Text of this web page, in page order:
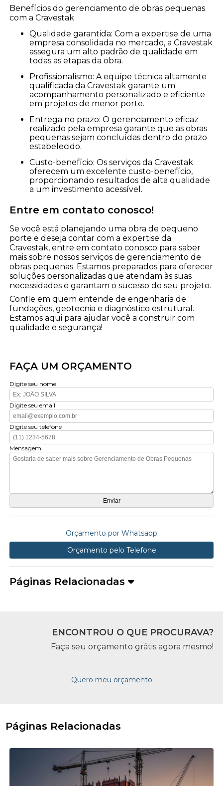
Benefícios do gerenciamento de obras pequenas
com a Cravestak
Qualidade garantida: Com a expertise de uma
empresa consolidada no mercado, a Cravestak
assegura um alto padrão de qualidade em
todas as etapas da obra.
Profissionalismo: A equipe técnica altamente
qualificada da Cravestak garante um
acompanhamento personalizado e eficiente
em projetos de menor porte.
Entrega no prazo: O gerenciamento eficaz
realizado pela empresa garante que as obras
pequenas sejam concluídas dentro do prazo
estabelecido.
Custo-benefício: Os serviços da Cravestak
oferecem um excelente custo-benefício,
proporcionando resultados de alta qualidade
a um investimento acessível.
Entre em contato conosco!
Se você está planejando uma obra de pequeno
porte e deseja contar com a expertise da
Cravestak, entre em contato conosco para saber
mais sobre nossos serviços de gerenciamento de
obras pequenas. Estamos preparados para oferecer
soluções personalizadas que atendam às suas
necessidades e garantam o sucesso do seu projeto.
Confie em quem entende de engenharia de
fundações, geotecnia e diagnóstico estrutural.
Estamos aqui para ajudar você a construir com
qualidade e segurança!
FAÇA UM ORÇAMENTO
Digite seu nome
Digite seu email
Digite seu telefone
Mensagem
Orçamento por Whatsapp
Orçamento pelo Telefone
Páginas Relacionadas
ENCONTROU O QUE PROCURAVA?
Faça seu orçamento grátis agora mesmo!
Quero meu orçamento
Páginas Relacionadas